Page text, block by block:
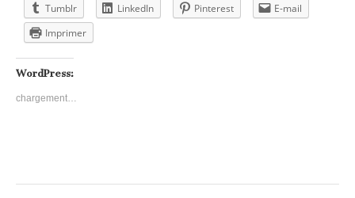
Tumblr
LinkedIn Pinterest
E-mail
Imprimer
WordPress:
chargement…